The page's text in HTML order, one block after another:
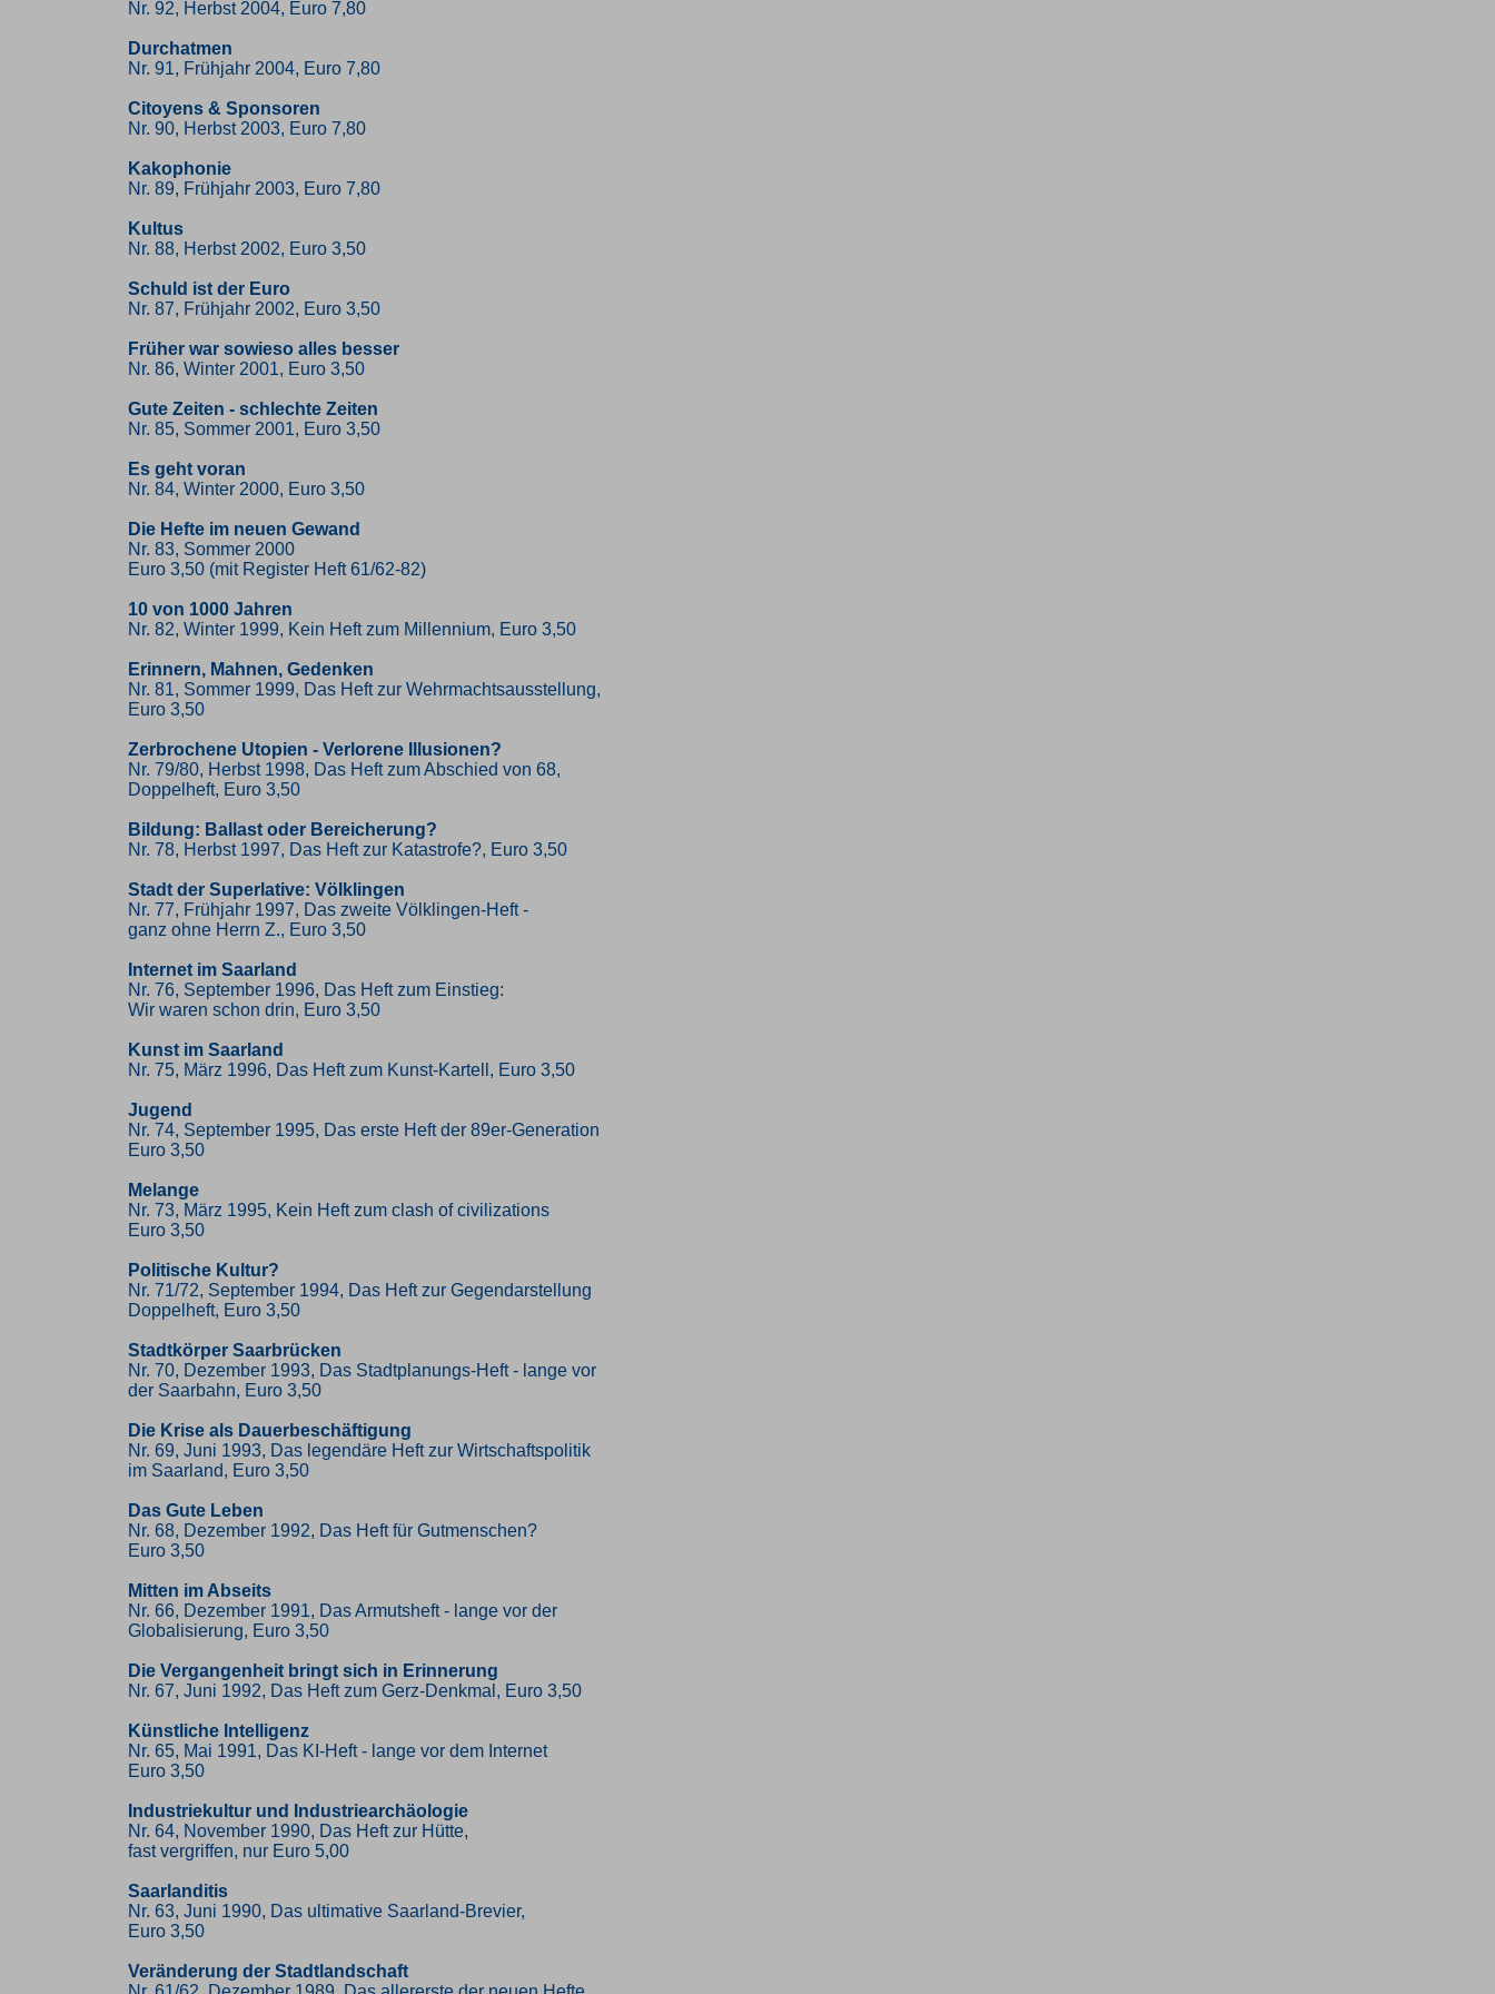
Nr. 92, Herbst 2004, Euro 7,80
Durchatmen
Nr. 91, Frühjahr 2004, Euro 7,80
Citoyens & Sponsoren
Nr. 90, Herbst 2003, Euro 7,80
Kakophonie
Nr. 89, Frühjahr 2003, Euro 7,80
Kultus
Nr. 88, Herbst 2002, Euro 3,50
Schuld ist der Euro
Nr. 87, Frühjahr 2002, Euro 3,50
Früher war sowieso alles besser
Nr. 86, Winter 2001, Euro 3,50
Gute Zeiten - schlechte Zeiten
Nr. 85, Sommer 2001, Euro 3,50
Es geht voran
Nr. 84, Winter 2000, Euro 3,50
Die Hefte im neuen Gewand
Nr. 83, Sommer 2000
Euro 3,50 (mit Register Heft 61/62-82)
10 von 1000 Jahren
Nr. 82, Winter 1999, Kein Heft zum Millennium, Euro 3,50
Erinnern, Mahnen, Gedenken
Nr. 81, Sommer 1999, Das Heft zur Wehrmachtsausstellung,
Euro 3,50
Zerbrochene Utopien - Verlorene Illusionen?
Nr. 79/80, Herbst 1998, Das Heft zum Abschied von 68,
Doppelheft, Euro 3,50
Bildung: Ballast oder Bereicherung?
Nr. 78, Herbst 1997, Das Heft zur Katastrofe?, Euro 3,50
Stadt der Superlative: Völklingen
Nr. 77, Frühjahr 1997, Das zweite Völklingen-Heft -
ganz ohne Herrn Z., Euro 3,50
Internet im Saarland
Nr. 76, September 1996, Das Heft zum Einstieg:
Wir waren schon drin, Euro 3,50
Kunst im Saarland
Nr. 75, März 1996, Das Heft zum Kunst-Kartell, Euro 3,50
Jugend
Nr. 74, September 1995, Das erste Heft der 89er-Generation
Euro 3,50
Melange
Nr. 73, März 1995, Kein Heft zum clash of civilizations
Euro 3,50
Politische Kultur?
Nr. 71/72, September 1994, Das Heft zur Gegendarstellung
Doppelheft, Euro 3,50
Stadtkörper Saarbrücken
Nr. 70, Dezember 1993, Das Stadtplanungs-Heft - lange vor
der Saarbahn, Euro 3,50
Die Krise als Dauerbeschäftigung
Nr. 69, Juni 1993, Das legendäre Heft zur Wirtschaftspolitik
im Saarland, Euro 3,50
Das Gute Leben
Nr. 68, Dezember 1992, Das Heft für Gutmenschen?
Euro 3,50
Mitten im Abseits
Nr. 66, Dezember 1991, Das Armutsheft - lange vor der
Globalisierung, Euro 3,50
Die Vergangenheit bringt sich in Erinnerung
Nr. 67, Juni 1992, Das Heft zum Gerz-Denkmal, Euro 3,50
Künstliche Intelligenz
Nr. 65, Mai 1991, Das KI-Heft - lange vor dem Internet
Euro 3,50
Industriekultur und Industriearchäologie
Nr. 64, November 1990, Das Heft zur Hütte,
fast vergriffen, nur Euro 5,00
Saarlanditis
Nr. 63, Juni 1990, Das ultimative Saarland-Brevier,
Euro 3,50
Veränderung der Stadtlandschaft